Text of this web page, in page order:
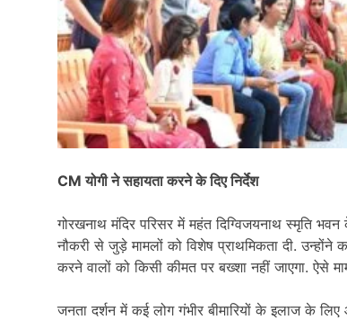
CM योगी ने सहायता करने के दिए निर्देश
गोरखनाथ मंदिर परिसर में महंत दिग्विजयनाथ स्मृति
नौकरी से जुड़े मामलों को विशेष प्राथमिकता दी. उन्होंने
करने वालों को किसी कीमत पर बख्शा नहीं जाएगा. ऐसे
जनता दर्शन में कई लोग गंभीर बीमारियों के इलाज के